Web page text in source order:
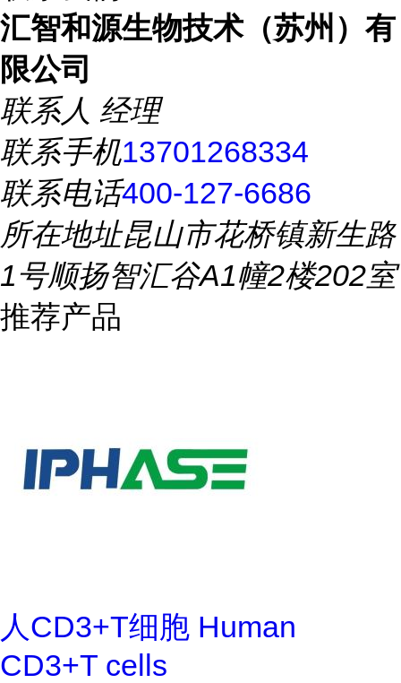
汇智和源生物技术（苏州）有
限公司
联系人 经理
联系手机13701268334
联系电话400-127-6686
所在地址昆山市花桥镇新生路
1号顺扬智汇谷A1幢2楼202室
推荐产品
人CD3+T细胞 Human
CD3+T cells